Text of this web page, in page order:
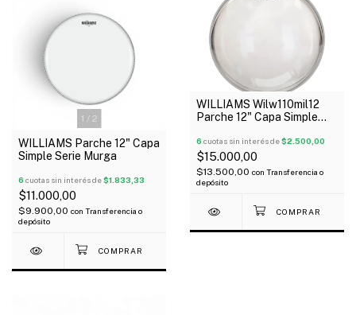
1 / 2
WILLIAMS Parche 12" Capa
Simple Serie Murga
6 cuotas sin interés de$1.833,33
$11.000,00
$9.900,00 con Transferencia o
depósito
WILLIAMS Wilw110mil12
Parche 12" Capa Simple
6 cuotas sin interés de$2.500,00
$15.000,00
$13.500,00 con Transferencia o
depósito